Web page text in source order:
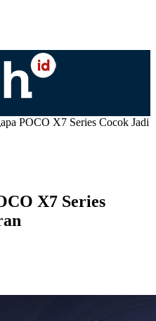
POCO X7 Series Cocok Jadi
X7 Series